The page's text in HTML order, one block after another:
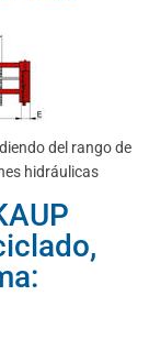
del rango de
hidráulicas